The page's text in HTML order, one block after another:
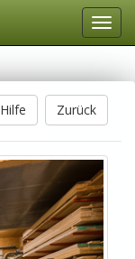
Zurück
Hilfe